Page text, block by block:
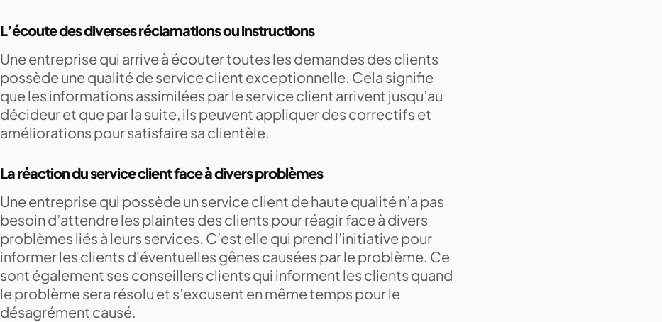
L’écoute des diverses réclamations ou instructions
Une entreprise qui arrive à écouter toutes les demandes des clients
possède une qualité de service client exceptionnelle. Cela signifie
que les informations assimilées par le service client arrivent jusqu’au
décideur et que par la suite, ils peuvent appliquer des correctifs et
améliorations pour satisfaire sa clientèle.
La réaction du service client face à divers problèmes
Une entreprise qui possède un service client de haute qualité n’a pas
besoin d’attendre les plaintes des clients pour réagir face à divers
problèmes liés à leurs services. C’est elle qui prend l’initiative pour
informer les clients d'éventuelles gênes causées par le problème. Ce
sont également ses conseillers clients qui informent les clients quand
le problème sera résolu et s’excusent en même temps pour le
désagrément causé.